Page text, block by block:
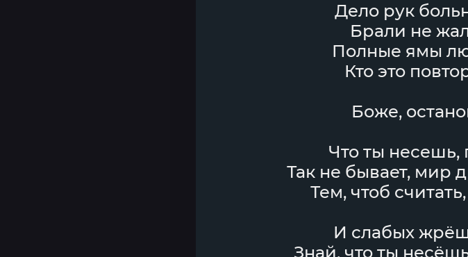
Дело рук
Брали не
Полные ямы
Кто это
Боже,
Что ты несешь,
Так не бывает, мир
Тем, чтоб
И слабых
Знай, что ты